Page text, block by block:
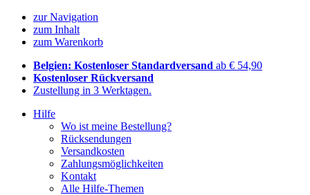
zur Navigation
zum Inhalt
zum Warenkorb
Belgien: Kostenloser Standardversand ab € 54,90
Kostenloser Rückversand
Zustellung in 3 Werktagen.
Hilfe
Wo ist meine Bestellung?
Rücksendungen
Versandkosten
Zahlungsmöglichkeiten
Kontakt
Alle Hilfe-Themen